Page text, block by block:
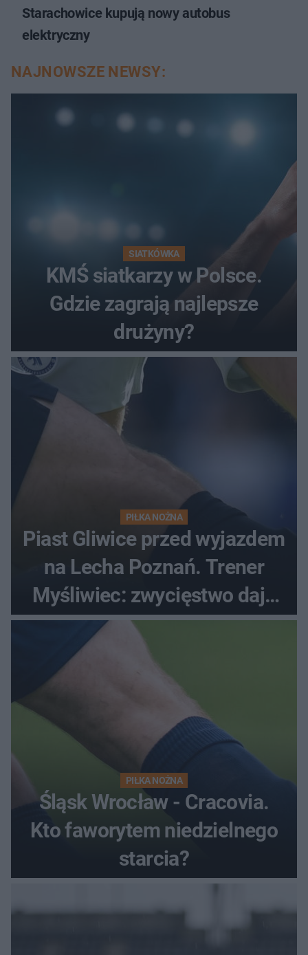
Starachowice kupują nowy autobus
elektryczny
NAJNOWSZE NEWSY:
SIATKÓWKA
KMŚ siatkarzy w Polsce.
Gdzie zagrają najlepsze
drużyny?
PIŁKA NOŻNA
Piast Gliwice przed wyjazdem
na Lecha Poznań. Trener
Myśliwiec: zwycięstwo daje
satysfakcję
PIŁKA NOŻNA
Śląsk Wrocław - Cracovia.
Kto faworytem niedzielnego
starcia?